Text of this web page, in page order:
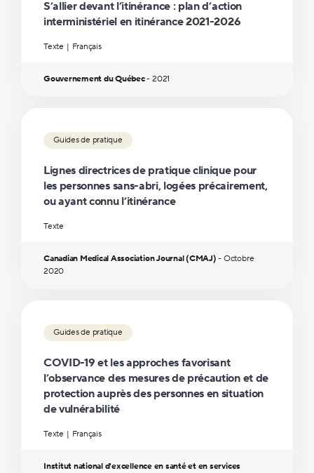
S’allier devant l’itinérance : plan d’action
interministériel en itinérance 2021-2026
Texte Français
Gouvernement du Québec-2021
Guides de pratique
Lignes directrices de pratique clinique pour
les personnes sans-abri, logées précairement,
ou ayant connu l’itinérance
Texte
Canadian Medical Association Journal (CMAJ) - Octobre
2020
Guides de pratique
COVID-19 et les approches favorisant
l’observance des mesures de précaution et de
protection auprès des personnes en situation
de vulnérabilité
Texte Français
Institut national d'excellence en santé et en services